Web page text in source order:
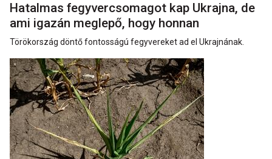
Hatalmas fegyvercsomagot kap Ukrajna, de
ami igazán meglepő, hogy honnan
Törökország döntő fontosságú fegyvereket ad el Ukrajnának.